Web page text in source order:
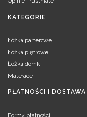
KATEGORIE
Łóżka parterowe
Łóżka piętrowe
Łóżka domki
Materace
PŁATNOŚCI I DOSTAWA
Formy płatności